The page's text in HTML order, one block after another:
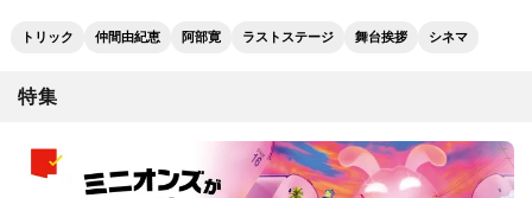
トリック 仲間由紀恵 阿部寛 ラストステージ 舞台挨拶 シネマ
特集